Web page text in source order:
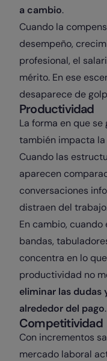
a cambio.
Cuando la
desempeño,
profesional, el
mérito. En ese
desaparece de
Productividad
La forma en que
también impacta
Cuando las
aparecen
conversaciones
distraen del
En cambio,
bandas,
concentra en lo
productividad no
eliminar las
alrededor del pago.
Competitividad
Con incrementos
mercado laboral